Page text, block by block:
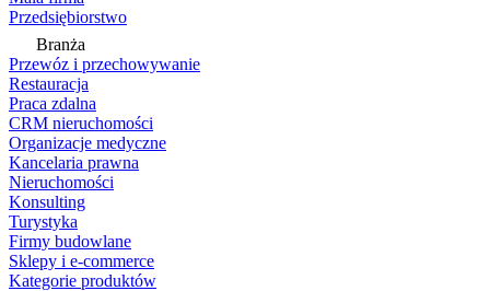
Przedsiębiorstwo
Branża
Przewóz i przechowywanie
Restauracja
Praca zdalna
CRM nieruchomości
Organizacje medyczne
Kancelaria prawna
Nieruchomości
Konsulting
Turystyka
Firmy budowlane
Sklepy i e-commerce
Kategorie produktów